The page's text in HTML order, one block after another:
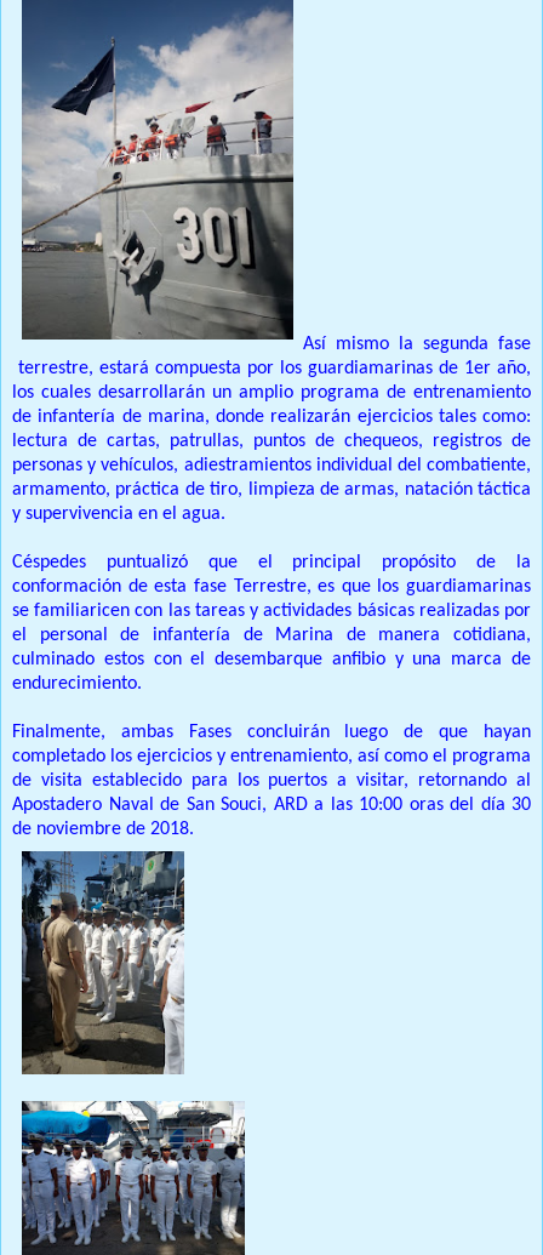
Así mismo la segunda fase
terrestre, estará compuesta por los guardiamarinas de 1er año,
los cuales desarrollarán un amplio programa de entrenamiento
de infantería de marina, donde realizarán ejercicios tales como:
lectura de cartas, patrullas, puntos de chequeos, registros de
personas y vehículos, adiestramientos individual del combatiente,
armamento, práctica de tiro, limpieza de armas, natación táctica
y supervivencia en el agua.
Céspedes puntualizó que el principal propósito de la
conformación de esta fase Terrestre, es que los guardiamarinas
se familiaricen con las tareas y actividades básicas realizadas por
el personal de infantería de Marina de manera cotidiana,
culminado estos con el desembarque anfibio y una marca de
endurecimiento.
Finalmente, ambas Fases concluirán luego de que hayan
completado los ejercicios y entrenamiento, así como el programa
de visita establecido para los puertos a visitar, retornando al
Apostadero Naval de San Souci, ARD a las 10:00 oras del día 30
de noviembre de 2018.